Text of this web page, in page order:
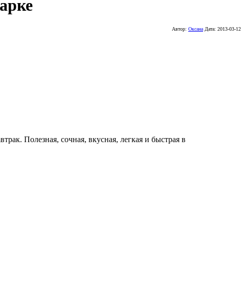
Автор: Оксана Дата: 2013-03-12
Полезная, сочная, вкусная, легкая и быстрая в